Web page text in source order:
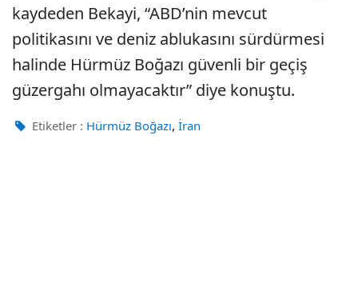
kaydeden Bekayi, “ABD’nin mevcut
politikasını ve deniz ablukasını sürdürmesi
halinde Hürmüz Boğazı güvenli bir geçiş
güzergahı olmayacaktır” diye konuştu.
Etiketler : Hürmüz Boğazı, İran